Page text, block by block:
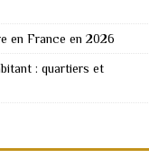
en France en 2026
: quartiers et